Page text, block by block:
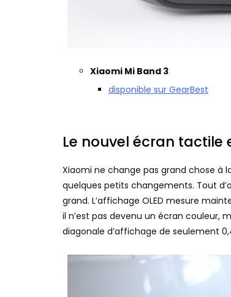
Xiaomi Mi Band 3
disponible sur GearBest
Le nouvel écran tactile
Xiaomi ne change pas grand chose à
quelques petits changements. Tout
grand. L’affichage OLED mesure
il n’est pas devenu un écran couleur,
diagonale d’affichage de seulement